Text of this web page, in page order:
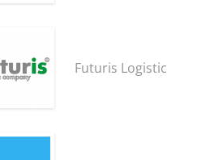
Futuris Logistic